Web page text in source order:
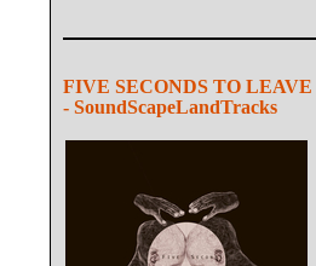
FIVE SECONDS TO LEAVE
- SoundScapeLandTracks